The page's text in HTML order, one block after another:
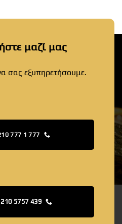
μαζί μας
σας εξυπηρετήσουμε.
777 1 777
210 5757 439